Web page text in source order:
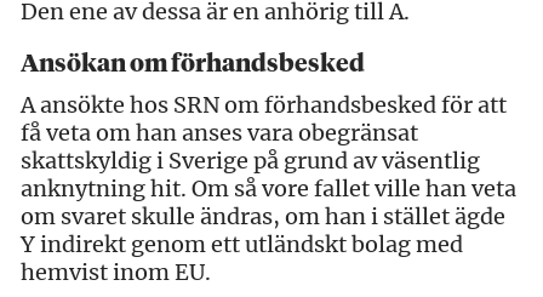
Den ene av dessa är en anhörig till A.
Ansökan om förhandsbesked
A ansökte hos SRN om förhandsbesked för att
få veta om han anses vara obegränsat
skattskyldig i Sverige på grund av väsentlig
anknytning hit. Om så vore fallet ville han veta
om svaret skulle ändras, om han i stället ägde
Y indirekt genom ett utländskt bolag med
hemvist inom EU.